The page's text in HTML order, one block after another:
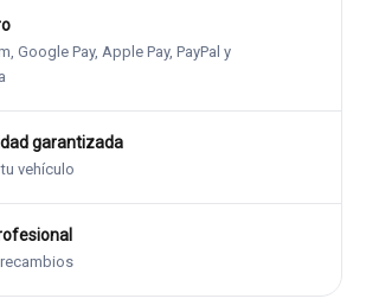
Google Pay, Apple Pay, PayPal y
garantizada
vehículo